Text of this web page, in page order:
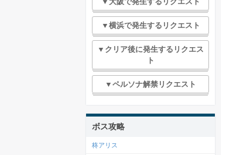
▼横浜で発生するリクエスト
▼クリア後に発生するリクエス
ト
▼ペルソナ解禁リクエスト
ボス攻略
柊アリス